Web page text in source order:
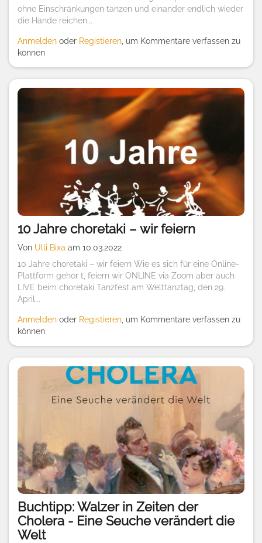
ohne Einschränkungen tanzen und einander endlich wieder
die Hände reichen...
Anmelden oder Registieren, um Kommentare verfassen zu
können
10 Jahre choretaki – wir feiern
Von Ulli Bixa am 10.03.2022
10 Jahre choretaki – wir feiern Wie es sich für eine Online-
Plattform gehör t, feiern wir ONLINE via Zoom aber auch
LIVE beim choretaki Tanzfest am Welttanztag, den 29.
April...
Anmelden oder Registieren , um Kommentare verfassen zu
können
Buchtipp: Walzer in Zeiten der
Cholera - Eine Seuche verändert die
Welt